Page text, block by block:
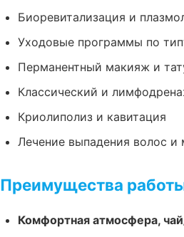
Биоревитализация и
Уходовые программы по
Перманентный макияж и
Классический и
Криолиполиз и кавитация
Лечение выпадения волос и
Преимущества
Комфортная атмосфера,